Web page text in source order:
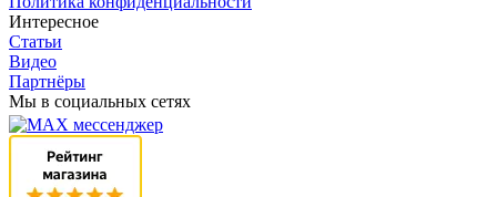
Интересное
Статьи
Видео
Партнёры
Мы в социальных сетях